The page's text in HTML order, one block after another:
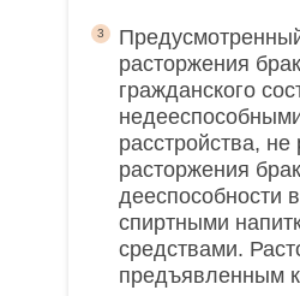
расторжения
гражданского
расстройства, не
расторжения
дееспособности
спиртными
средствами.
предъявленным
3